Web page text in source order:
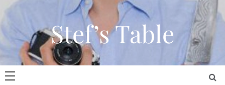
Skip
content
Stef’s Table